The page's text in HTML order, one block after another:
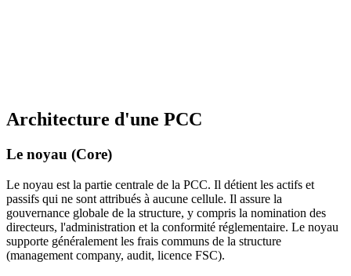
Architecture d'une PCC
Le noyau (Core)
Le noyau est la partie centrale de la PCC. Il détient les actifs et
passifs qui ne sont attribués à aucune cellule. Il assure la
gouvernance globale de la structure, y compris la nomination des
directeurs, l'administration et la conformité réglementaire. Le noyau
supporte généralement les frais communs de la structure
(management company, audit, licence FSC).